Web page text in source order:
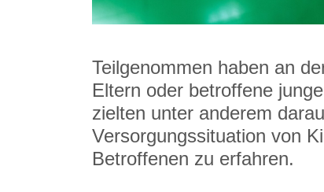
Teilgenommen haben an
Eltern oder betroffene
zielten unter anderem
Versorgungssituation von
Betroffenen zu erfahren.